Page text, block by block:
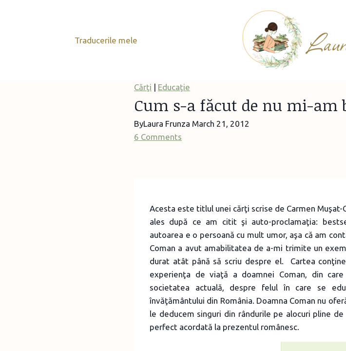
Traducerile mele
Cărţi | Educaţie
Cum s-a făcut de nu mi-am
ByLaura Frunza March 21, 2012
6 Comments
Acesta este titlul unei cărţi scrise de Carmen
ales după ce am citit şi auto-proclamaţia:
autoarea e o persoană cu mult umor, aşa că am
Coman a avut amabilitatea de a-mi trimite un
durat atât până să scriu despre el. Cartea
experienţa de viaţă a doamnei Coman, din
societatea actuală, despre felul în care se
învăţământului din România. Doamna Coman nu
le deducem singuri din rândurile pe alocuri pline
perfect acordată la prezentul românesc.